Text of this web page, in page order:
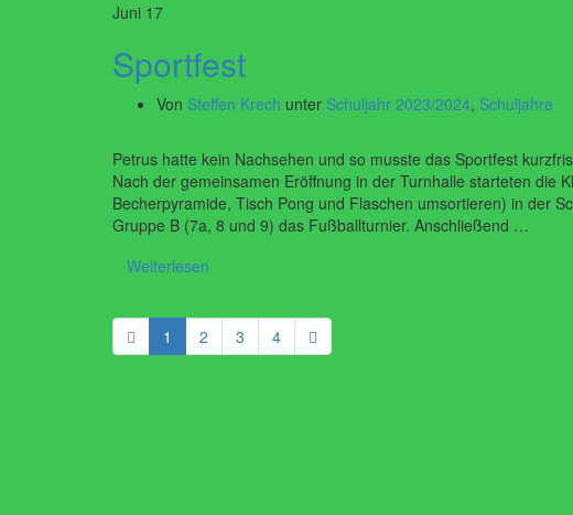
Juni 17
Sportfest
Von Steffen Krech unter Schuljahr 2023/2024, Schuljahre
Petrus hatte kein Nachsehen und so musste das Sportfest
Nach der gemeinsamen Eröffnung in der Turnhalle starteten die
Becherpyramide, Tisch Pong und Flaschen umsortieren) in der
Gruppe B (7a, 8 und 9) das Fußballturnier. Anschließend …
Weiterlesen
1 2 3 4